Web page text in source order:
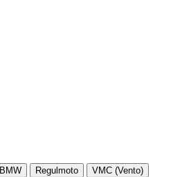
BMW Regulmoto VMC (Vento)